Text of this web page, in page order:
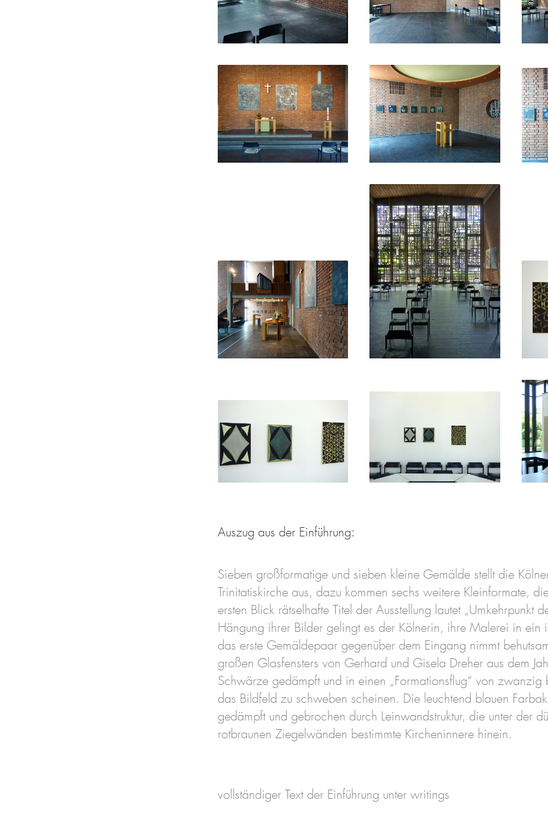
Auszug aus der Einführung:
Sieben großformatige und sieben kleine Gemälde stellt die
Trinitatiskirche aus, dazu kommen sechs weitere Kleinformate,
ersten Blick rätselhafte Titel der Ausstellung lautet
Hängung ihrer Bilder gelingt es der Kölnerin, ihre Malerei in ein
das erste Gemäldepaar gegenüber dem Eingang nimmt
großen Glasfensters von Gerhard und Gisela Dreher aus dem
Schwärze gedämpft und in einen „Formationsflug“ von
das Bildfeld zu schweben scheinen. Die leuchtend blauen
gedämpft und gebrochen durch Leinwandstruktur, die unter der
rotbraunen Ziegelwänden bestimmte Kircheninnere hinein.
vollständiger Text der Einführung unter writings